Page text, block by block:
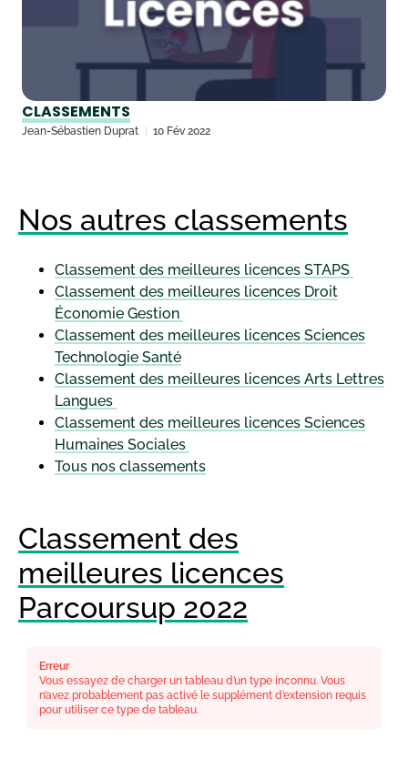
CLASSEMENTS
Jean-Sébastien Duprat 10 Fév 2022
Nos autres classements
Classement des meilleures licences STAPS
Classement des meilleures licences Droit
Économie Gestion
Classement des meilleures licences Sciences
Technologie Santé
Classement des meilleures licences Arts Lettres
Langues
Classement des meilleures licences Sciences
Humaines Sociales
Tous nos classements
Classement des
meilleures licences
Parcoursup 2022
Erreur
Vous essayez de charger un tableau d’un type inconnu. Vous
n’avez probablement pas activé le supplément d’extension requis
pour utiliser ce type de tableau.